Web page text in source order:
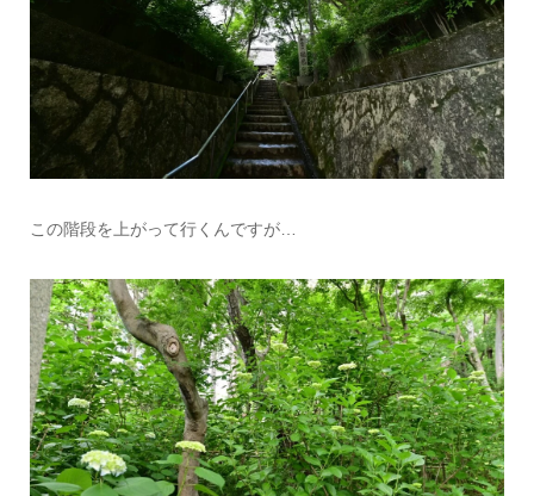
この階段を上がって行くんですが…